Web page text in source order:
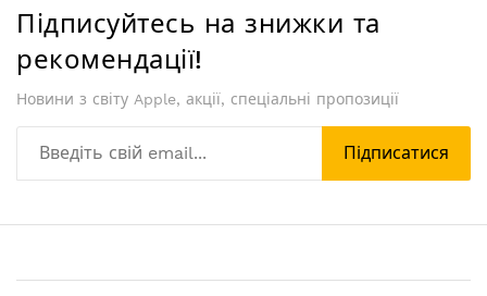
Підписуйтесь на знижки та
рекомендації!
Новини з світу Apple, акції, спеціальні пропозиції
Підписатися